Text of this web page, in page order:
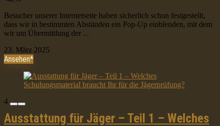
Besucher unserer Internetseite haben sicherlich schon festgestellt,
dass wir in bestimmten Abständen ein Pop-Up einblenden, mit dem
wir um Übermittlung der ...
23. März 2025
Ansehen*
4
Ausstattung für Jäger – Teil 1 – Welches